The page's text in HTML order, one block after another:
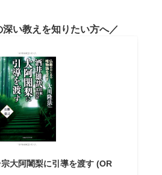
深い教えを知りたい方へ
大阿闍梨に引導を渡す (OR